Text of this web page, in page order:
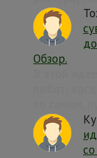
Обзор.